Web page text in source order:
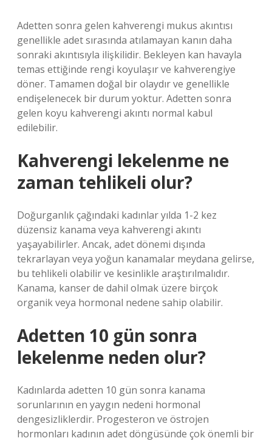
Adetten sonra gelen kahverengi mukus akıntısı
genellikle adet sırasında atılamayan kanın daha
sonraki akıntısıyla ilişkilidir. Bekleyen kan havayla
temas ettiğinde rengi koyulaşır ve kahverengiye
döner. Tamamen doğal bir olaydır ve genellikle
endişelenecek bir durum yoktur. Adetten sonra
gelen koyu kahverengi akıntı normal kabul
edilebilir.
Kahverengi lekelenme ne
zaman tehlikeli olur?
Doğurganlık çağındaki kadınlar yılda 1-2 kez
düzensiz kanama veya kahverengi akıntı
yaşayabilirler. Ancak, adet dönemi dışında
tekrarlayan veya yoğun kanamalar meydana gelirse,
bu tehlikeli olabilir ve kesinlikle araştırılmalıdır.
Kanama, kanser de dahil olmak üzere birçok
organik veya hormonal nedene sahip olabilir.
Adetten 10 gün sonra
lekelenme neden olur?
Kadınlarda adetten 10 gün sonra kanama
sorunlarının en yaygın nedeni hormonal
dengesizliklerdir. Progesteron ve östrojen
hormonları kadının adet döngüsünde çok önemli bir